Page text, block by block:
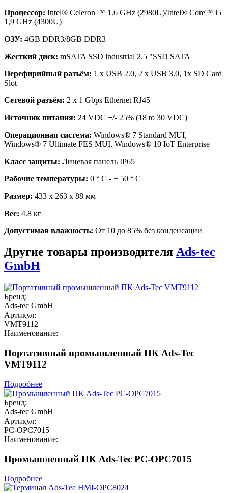
Процессор: Intel® Celeron ™ 1.6 GHz (2980U)/Intel® Core™ i5
1,9 GHz (4300U)
ОЗУ: 4GB DDR3/8GB DDR3
Жесткий диск: mSATA SSD industrial 2.5 "SSD SATA
Перефирийный разъём: 1 x USB 2.0, 2 x USB 3.0, 1x SD Card
Slot
Сетевой разъём: 2 x 1 Gbps Ethernet RJ45
Источник питания: 24 VDC +/- 25% (18 to 30 VDC)
Операционная система: Windows® 7 Standard MUI,
Windows® 7 Ultimate FES MUI, Windows® 10 IoT Enterprise
Класс защиты: Лицевая панель IP65
Рабочие температуры: 0 ° C - + 50 ° C
Размер: 433 x 263 x 88 мм
Вес: 4.8 кг
Допустимая влажность: От 10 до 85% без конденсации
Другие товары производителя Ads-tec
GmbH
Бренд:
Ads-tec GmbH
Артикул:
VMT9112
Наименование:
Портативный промышленный ПК Ads-Tec
VMT9112
Подробнее
Бренд:
Ads-tec GmbH
Артикул:
PC-OPC7015
Наименование:
Промышленный ПК Ads-Tec PC-OPC7015
Подробнее